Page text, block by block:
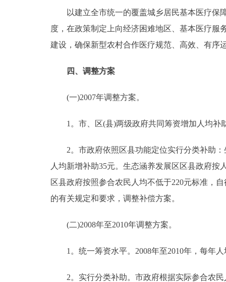
以建立全市统一的覆盖城乡居民基本医疗保障
度，在政策制定上向经济困难地区、基本医疗服
建设，确保新型农村合作医疗规范、高效、有序
四、调整方案
(一)2007年调整方案。
1。市、区(县)两级政府共同筹资增加人均补
2。市政府依照区县功能定位实行分类补助：
人均新增补助35元。生态涵养发展区区县政府
区县政府按照参合农民人均不低于220元标准，
的有关规定和要求，调整补偿方案。
(二)2008年至2010年调整方案。
1。统一筹资水平。2008年至2010年，每年人
2。实行分类补助。市政府根据实际参合农民